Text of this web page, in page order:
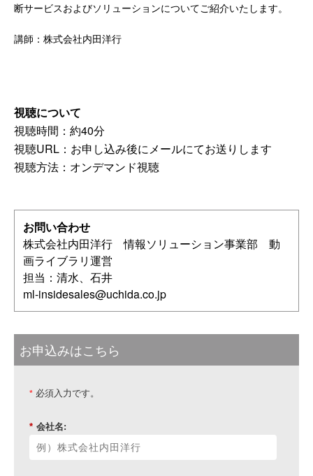
断サービスおよびソリューションについてご紹介いたします。
講師： 株式会社内田洋行
視聴について
視聴時間：約40分
視聴URL：お申し込み後にメールにてお送りします
視聴方法：オンデマンド視聴
お問い合わせ
株式会社内田洋行 情報ソリューション事業部 動
画ライブラリ運営
担当：清水、石井
ml-insidesales@uchida.co.jp
お申込みはこちら
* 必須入力です。
* 会社名: